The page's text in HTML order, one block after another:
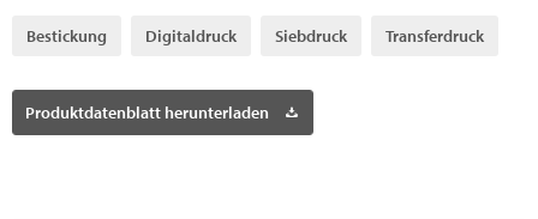
Bestickung Digitaldruck Siebdruck Transferdruck
Produktdatenblatt herunterladen